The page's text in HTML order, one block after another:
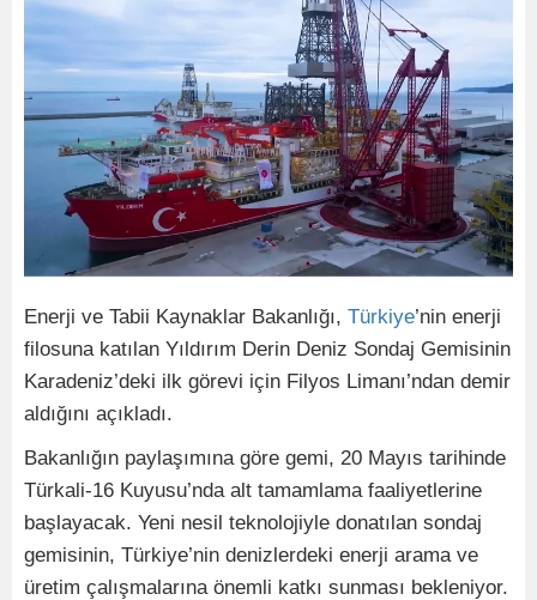
Enerji ve Tabii Kaynaklar Bakanlığı, Türkiye’nin enerji
filosuna katılan Yıldırım Derin Deniz Sondaj Gemisinin
Karadeniz’deki ilk görevi için Filyos Limanı’ndan demir
aldığını açıkladı.
Bakanlığın paylaşımına göre gemi, 20 Mayıs tarihinde
Türkali-16 Kuyusu’nda alt tamamlama faaliyetlerine
başlayacak. Yeni nesil teknolojiyle donatılan sondaj
gemisinin, Türkiye’nin denizlerdeki enerji arama ve
üretim çalışmalarına önemli katkı sunması bekleniyor.